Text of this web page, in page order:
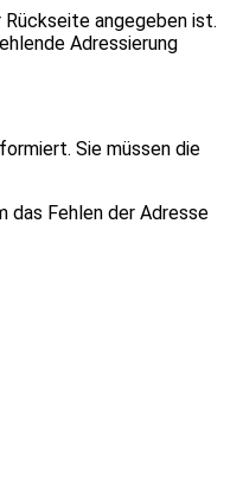
angegeben ist.
Adressierung
Sie müssen die
das Fehlen der Adresse